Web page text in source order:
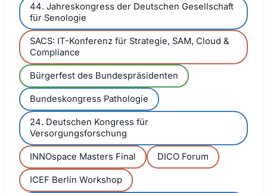
44. Jahreskongress der Deutschen Gesellschaft
für Senologie
SACS: IT-Konferenz für Strategie, SAM, Cloud &
Compliance
Bürgerfest des Bundespräsidenten
Bundeskongress Pathologie
24. Deutschen Kongress für
Versorgungsforschung
INNOspace Masters Final DICO Forum
ICEF Berlin Workshop